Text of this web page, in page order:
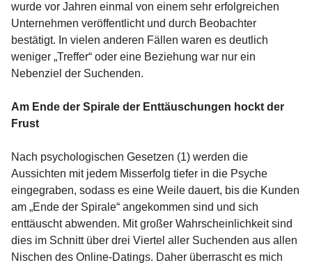
wurde vor Jahren einmal von einem sehr erfolgreichen
Unternehmen veröffentlicht und durch Beobachter
bestätigt. In vielen anderen Fällen waren es deutlich
weniger „Treffer“ oder eine Beziehung war nur ein
Nebenziel der Suchenden.
Am Ende der Spirale der Enttäuschungen hockt der
Frust
Nach psychologischen Gesetzen (1) werden die
Aussichten mit jedem Misserfolg tiefer in die Psyche
eingegraben, sodass es eine Weile dauert, bis die Kunden
am „Ende der Spirale“ angekommen sind und sich
enttäuscht abwenden. Mit großer Wahrscheinlichkeit sind
dies im Schnitt über drei Viertel aller Suchenden aus allen
Nischen des Online-Datings. Daher überrascht es mich